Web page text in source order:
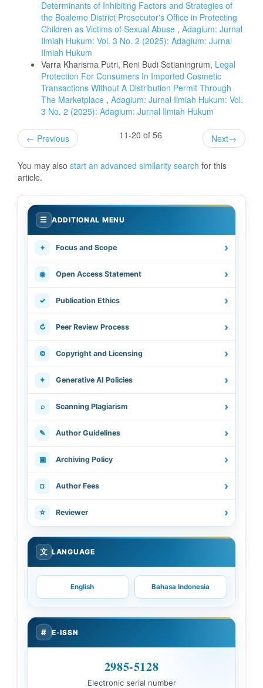
Determinants of Inhibiting Factors and Strategies of
the Boalemo District Prosecutor's Office in Protecting
Children as Victims of Sexual Abuse , Adagium: Jurnal
Ilmiah Hukum: Vol. 3 No. 2 (2025): Adagium: Jurnal
Ilmiah Hukum
Varra Kharisma Putri, Reni Budi Setianingrum, Legal
Protection For Consumers In Imported Cosmetic
Transactions Without A Distribution Permit Through
The Marketplace , Adagium: Jurnal Ilmiah Hukum: Vol.
3 No. 2 (2025): Adagium: Jurnal Ilmiah Hukum
← Previous 11-20 of 56 Next→
You may also start an advanced similarity search for this
article.
. ☰ ADDITIONAL MENU
⌖ Focus and Scope ›
◉ Open Access Statement ›
✓ Publication Ethics ›
↻ Peer Review Process ›
© Copyright and Licensing ›
✦ Generative AI Policies ›
⌕ Scanning Plagiarism ›
✎ Author Guidelines ›
▣ Archiving Policy ›
¤ Author Fees ›
☆ Reviewer ›
文 LANGUAGE
English Bahasa Indonesia
# E-ISSN
2985-5128
Electronic serial number